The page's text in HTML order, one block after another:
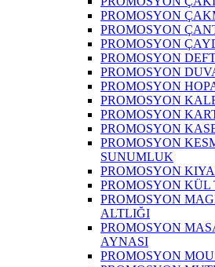
PROMOSYON
PROMOSYON
PROMOSYON
PROMOSYON
PROMOSYON
PROMOSYON
PROMOSYON
PROMOSYON
PROMOSYON
PROMOSYON
SUNUMLUK
PROMOSYON
PROMOSYON KÜL
PROMOSYON
ALTLIĞI
PROMOSYON
AYNASI
PROMOSYON